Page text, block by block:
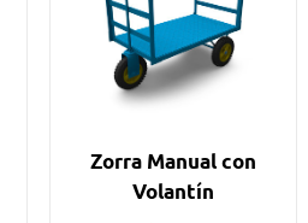
Zorra Manual con
Volantín